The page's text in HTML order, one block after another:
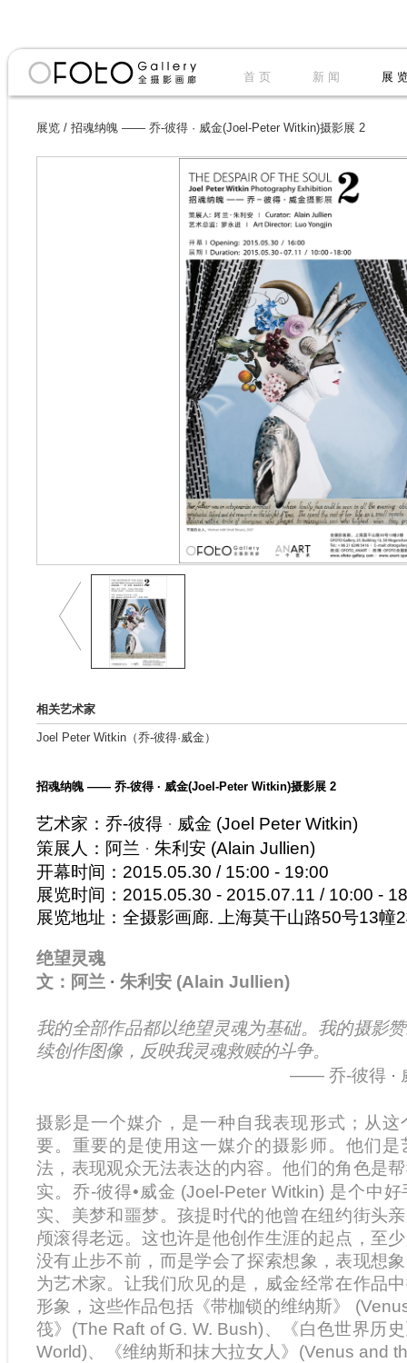
首 页 新 闻 展
展览 / 招魂纳魄 —— 乔-彼得 · 威金(Joel-Peter Witkin)摄影展 2
相关艺术家
Joel Peter Witkin（乔-彼得·威金）
招魂纳魄 —— 乔-彼得 · 威金(Joel-Peter Witkin)摄影展 2
艺术家：乔-彼得 · 威金 (Joel Peter Witkin)
策展人：阿兰 · 朱利安 (Alain Jullien)
开幕时间：2015.05.30 / 15:00 - 19:00
展览时间：2015.05.30 - 2015.07.11 / 10:00 -
展览地址：全摄影画廊. 上海莫干山路50号13幢
绝望灵魂
文：阿兰 · 朱利安 (Alain Jullien)
我的全部作品都以绝望灵魂为基础。我的摄影
续创作图像，反映我灵魂救赎的斗争。
—— 乔-彼得 ·
摄影是一个媒介，是一种自我表现形式；从
要。重要的是使用这一媒介的摄影师。他们
法，表现观众无法表达的内容。他们的角色是
实。乔-彼得•威金 (Joel-Peter Witkin) 是个中
实、美梦和噩梦。孩提时代的他曾在纽约街头
颅滚得老远。这也许是他创作生涯的起点，至
没有止步不前，而是学会了探索想象，表现想
为艺术家。让我们欣见的是，威金经常在作品
形象，这些作品包括《带枷锁的维纳斯》
筏》(The Raft of G. W. Bush)、《白色世界历
World)、《维纳斯和抹大拉女人》(Venus and